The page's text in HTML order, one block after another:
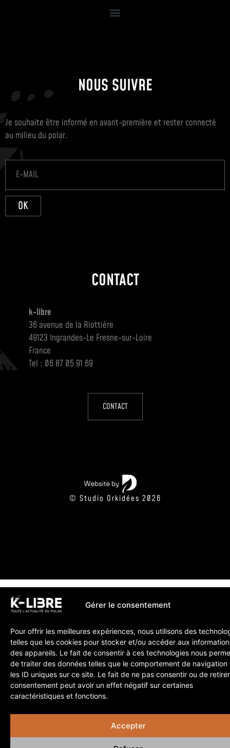
Gérer le consentement
Pour offrir les meilleures expériences, nous utilisons des
telles que les cookies pour stocker et/ou accéder aux
des appareils. Le fait de consentir à ces technologies nous
de traiter des données telles que le comportement de navigation
les ID uniques sur ce site. Le fait de ne pas consentir ou de
consentement peut avoir un effet négatif sur certaines
caractéristiques et fonctions.
Accepter
NOUS SUIVRE
Je souhaite être informé en avant-première et rester connecté
au milieu du polar.
OK
CONTACT
k-libre
36 avenue de la Riottière
49123 Ingrandes-Le Fresne-sur-Loire
France
Tel : 06 87 05 91 69
CONTACT
© Studio Orkidées 2026